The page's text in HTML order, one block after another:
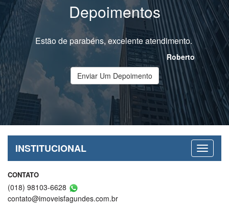
Depoimentos
Estão de parabéns, excelente atendimento.
Roberto
Enviar Um Depoimento
INSTITUCIONAL
CONTATO
(018) 98103-6628
contato@imoveisfagundes.com.br